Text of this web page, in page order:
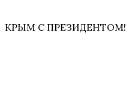
КРЫМ С ПРЕЗИДЕНТОМ!